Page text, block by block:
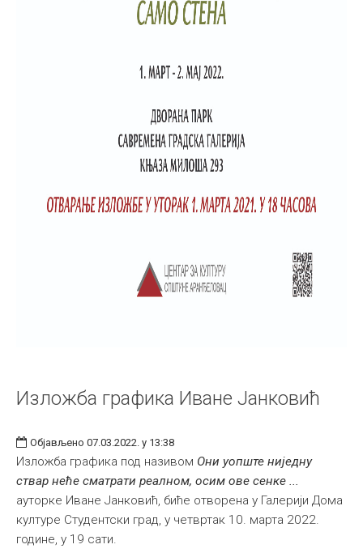
Изложба графика Иване Јанковић
Објављено 07.03.2022. у 13:38
Изложба графика под називом Они уопште ниједну
ствар неће сматрати реалном, осим ове сенке ...
ауторке Иване Јанковић, биће отворена у Галерији Дома
културе Студентски град, у четвртак 10. марта 2022.
године, у 19 сати.